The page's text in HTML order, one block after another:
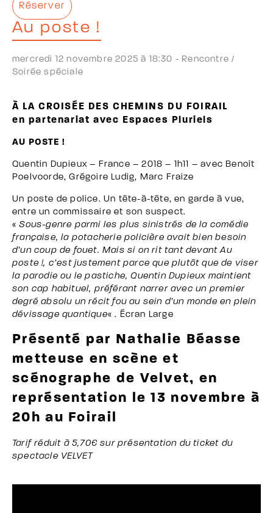
Réserver
Au poste !
mercredi 12 novembre 2025 à 18:30 - Rencontre /
Soirée spéciale
À LA CROISÉE DES CHEMINS DU FOIRAIL
en partenariat avec Espaces Pluriels
AU POSTE !
Quentin Dupieux – France – 2018 – 1h11 – avec Benoît
Poelvoorde, Grégoire Ludig, Marc Fraize
Un poste de police. Un tête-à-tête, en garde à vue,
entre un commissaire et son suspect.
«Sous-genre parmi les plus sinistrés de la comédie
française, la potacherie policière avait bien besoin
d’un coup de fouet. Mais si on rit tant devant Au
poste !, c’est justement parce que plutôt que de viser
la parodie ou le pastiche, Quentin Dupieux maintient
son cap habituel, préférant narrer avec un premier
degré absolu un récit fou au sein d’un monde en plein
dévissage quantique« . Écran Large
Présenté par Nathalie Béasse
metteuse en scène et
scénographe de Velvet, en
représentation le 13 novembre à
20h au Foirail
Tarif réduit à 5,70€ sur présentation du ticket du
spectacle VELVET